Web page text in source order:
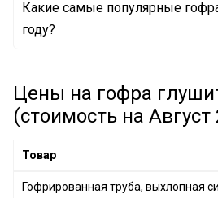
Гофрированная труба,
Гофрированная труба,
9924100600 JP GROUP
Какие самые популярные
году?
Цены на гофра
(стоимость на Август
Товар
Гофрированная труба, выхлопная